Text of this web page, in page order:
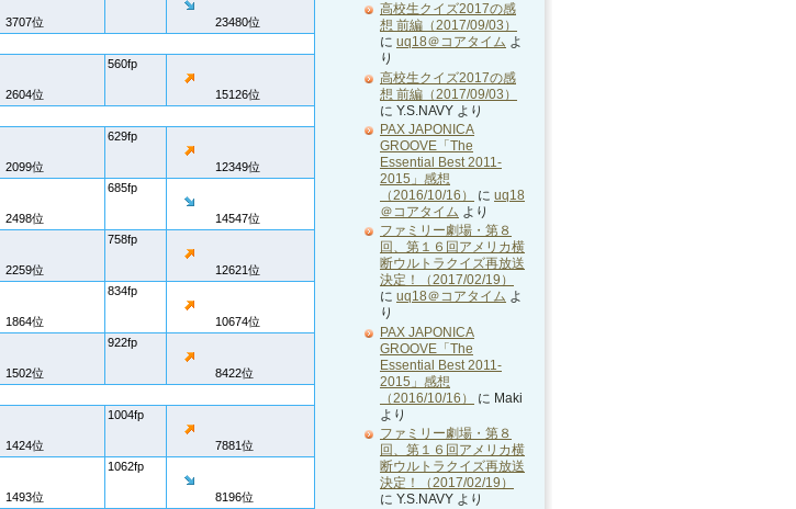
3707位
23480位
2604位
560fp
15126位
2099位
629fp
12349位
2498位
685fp
14547位
2259位
758fp
12621位
1864位
834fp
10674位
1502位
922fp
8422位
1424位
1004fp
7881位
1493位
1062fp
8196位
高校生クイズ2017の感
想 前編（2017/09/03）
に uq18＠コアタイム よ
り
高校生クイズ2017の感
想 前編（2017/09/03）
に Y.S.NAVY より
PAX JAPONICA
GROOVE「The
Essential Best 2011-
2015」感想
（2016/10/16）
に uq18
＠コアタイム より
ファミリー劇場・第８
回、第１６回アメリカ横
断ウルトラクイズ再放送
決定！（2017/02/19）
に uq18＠コアタイム よ
り
PAX JAPONICA
GROOVE「The
Essential Best 2011-
2015」感想
（2016/10/16）
に Maki
より
ファミリー劇場・第８
回、第１６回アメリカ横
断ウルトラクイズ再放送
決定！（2017/02/19）
に Y.S.NAVY より